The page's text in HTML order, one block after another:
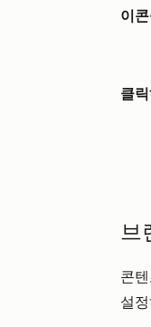
이
클
브
콘
설